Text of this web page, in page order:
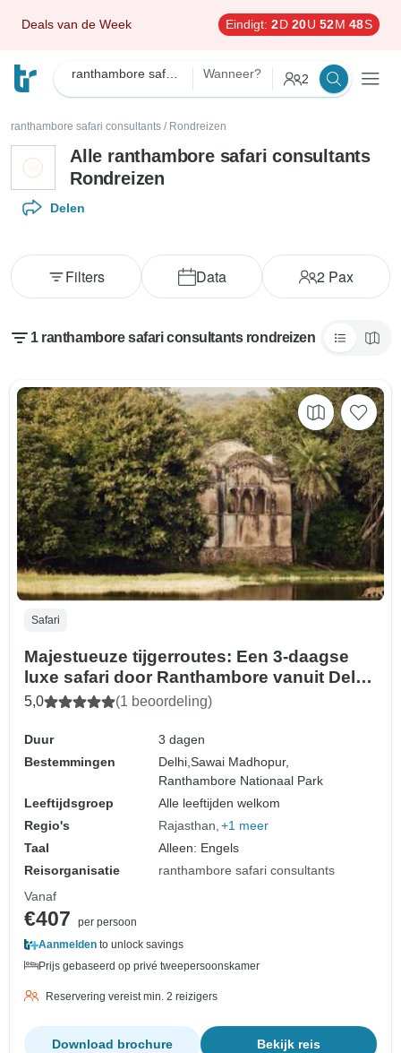
Deals van de Week Eindigt: 2D 20U 52M 48S
Wanneer? 2
ranthambore safari consultants / Rondreizen
Alle ranthambore safari consultants
Rondreizen
Delen
Data 2 Pax
Filters
1 ranthambore safari consultants rondreizen
Safari
Majestueuze tijgerroutes: Een 3-daagse
luxe safari door Ranthambore vanuit Delhi
of Jaipur
5,0 (1 beoordeling)
Duur
3 dagen
Bestemmingen
Delhi,Sawai Madhopur,
Ranthambore Nationaal Park
Leeftijdsgroep
Alle leeftijden welkom
Regio's
Rajasthan +1 meer
Taal
Alleen: Engels
Reisorganisatie
ranthambore safari consultants
Vanaf
€407
per persoon
Aanmelden to unlock savings
Prijs gebaseerd op privé tweepersoonskamer
Reservering vereist min. 2 reizigers
Bekijk reis
Download brochure